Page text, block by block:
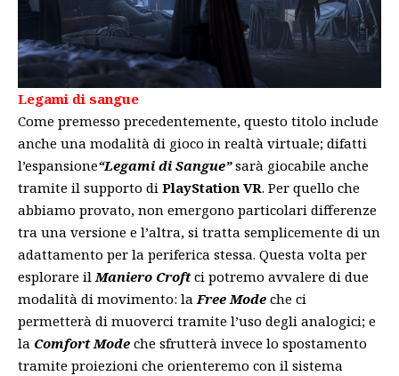
Legami di sangue
Come premesso precedentemente, questo titolo include
anche una modalità di gioco in realtà virtuale; difatti
l’espansione“Legami di Sangue”sarà giocabile anche
tramite il supporto di PlayStation VR. Per quello che
abbiamo provato, non emergono particolari differenze
tra una versione e l’altra, si tratta semplicemente di un
adattamento per la periferica stessa. Questa volta per
esplorare ilManiero Croft ci potremo avvalere di due
modalità di movimento: laFree Mode che ci
permetterà di muoverci tramite l’uso degli analogici; e
la Comfort Mode che sfrutterà invece lo spostamento
tramite proiezioni che orienteremo con il sistema